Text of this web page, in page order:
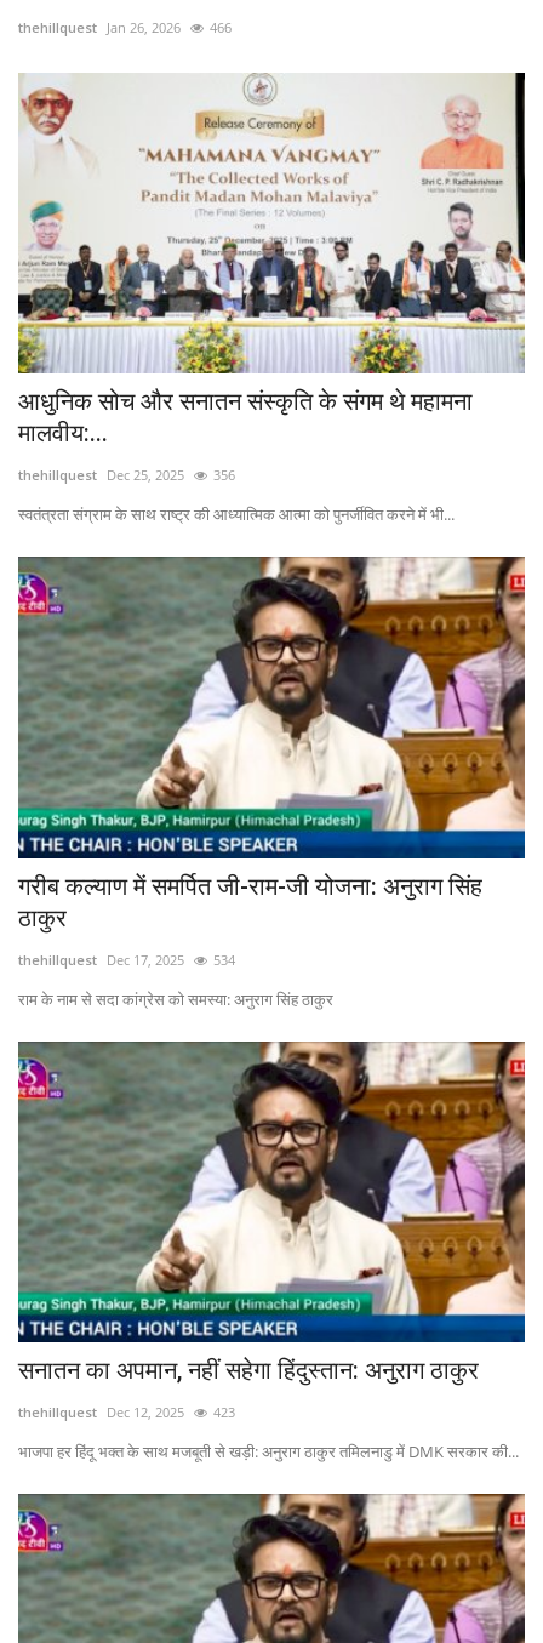
Enquiry
thehillquest Jan 26, 2026 466
आधुनिक सोच और सनातन संस्कृति के संगम थे महामना
मालवीय:...
thehillquest Dec 25, 2025 356
स्वतंत्रता संग्राम के साथ राष्ट्र की आध्यात्मिक आत्मा को पुनर्जीवित करने में भी...
गरीब कल्याण में समर्पित जी-राम-जी योजना: अनुराग सिंह
ठाकुर
thehillquest Dec 17, 2025 534
राम के नाम से सदा कांग्रेस को समस्या: अनुराग सिंह ठाकुर
सनातन का अपमान, नहीं सहेगा हिंदुस्तान: अनुराग ठाकुर
thehillquest Dec 12, 2025 423
भाजपा हर हिंदू भक्त के साथ मजबूती से खड़ी: अनुराग ठाकुर तमिलनाडु में DMK सरकार की...